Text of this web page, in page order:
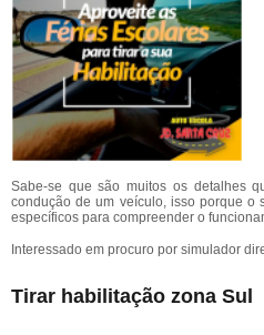
Sabe-se que são muitos os detalhes
condução de um veículo, isso porque o
específicos para compreender o
Interessado em procuro por simulador
Tirar habilitação zona Sul